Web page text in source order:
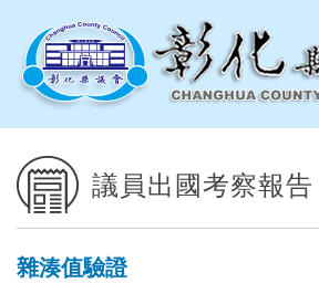
議員出國考察報告
雜湊值驗證